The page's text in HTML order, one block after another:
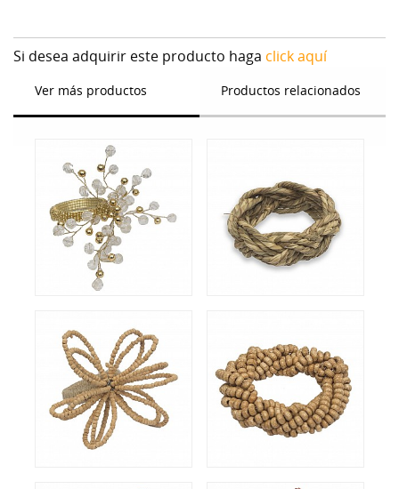
Si desea adquirir este producto haga click aquí
Ver más productos Productos relacionados